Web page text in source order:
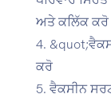
ਅਤੇ ਕਲਿੱਕ
ਕਰੋ
ਵੈਕਸੀਨ